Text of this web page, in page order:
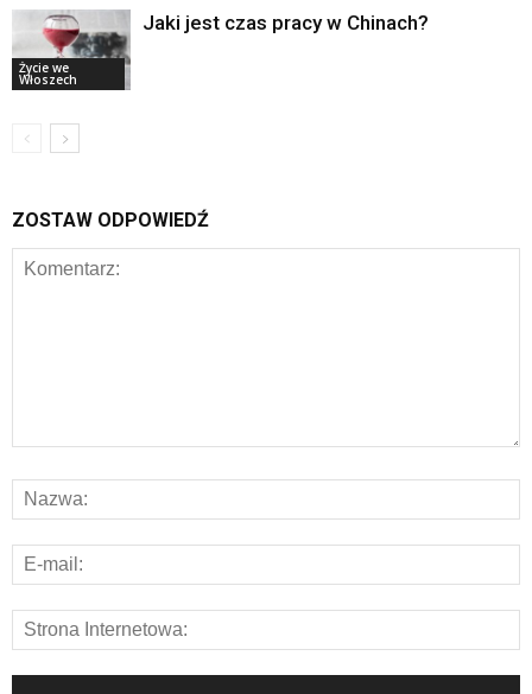
Życie we
Włoszech
Jaki jest czas pracy w Chinach?
ZOSTAW ODPOWIEDŹ